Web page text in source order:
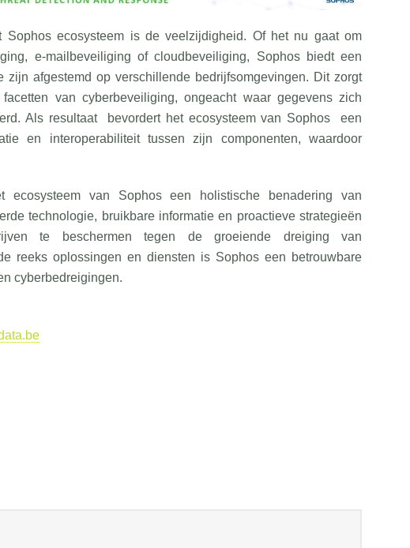
ecosysteem is de veelzijdigheid. Of het nu gaat om
e-mailbeveiliging of cloudbeveiliging, Sophos biedt een
afgestemd op verschillende bedrijfsomgevingen. Dit zorgt
van cyberbeveiliging, ongeacht waar gegevens zich
Als resultaat bevordert het ecosysteem van Sophos een
en interoperabiliteit tussen zijn componenten, waardoor
ecosysteem van Sophos een holistische benadering van
technologie, bruikbare informatie en proactieve strategieën
te beschermen tegen de groeiende dreiging van
reeks oplossingen en diensten is Sophos een betrouwbare
cyberbedreigingen.